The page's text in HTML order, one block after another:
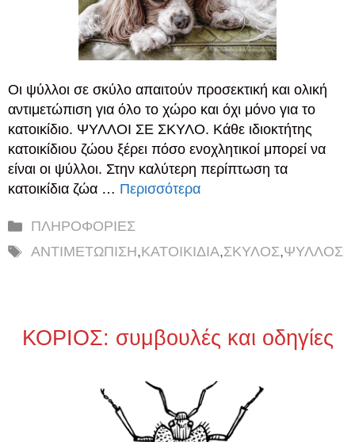
Οι ψύλλοι σε σκύλο απαιτούν προσεκτική και ολική
αντιμετώπιση για όλο το χώρο και όχι μόνο για το
κατοικίδιο. ΨΥΛΛΟΙ ΣΕ ΣΚΥΛΟ. Κάθε ιδιοκτήτης
κατοικίδιου ζώου ξέρει πόσο ενοχλητικοί μπορεί να
είναι οι ψύλλοι. Στην καλύτερη περίπτωση τα
κατοικίδια ζώα … Περισσότερα
Κατηγορίες
ΠΛΗΡΟΦΟΡΙΕΣ
Ετικέτες
ΑΝΤΙΜΕΤΩΠΙΣΗ,ΚΑΤΟΙΚΙΔΙΑ,ΣΚΥΛΟΣ,ΨΥΛΛΟΣ
ΚΟΡΙΟΣ: συμβουλές και οδηγίες